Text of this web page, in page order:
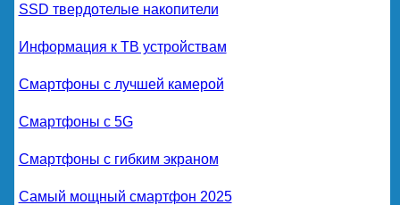
SSD твердотелые накопители
Информация к ТВ устройствам
Смартфоны с лучшей камерой
Смартфоны с 5G
Смартфоны с гибким экраном
Самый мощный смартфон 2025